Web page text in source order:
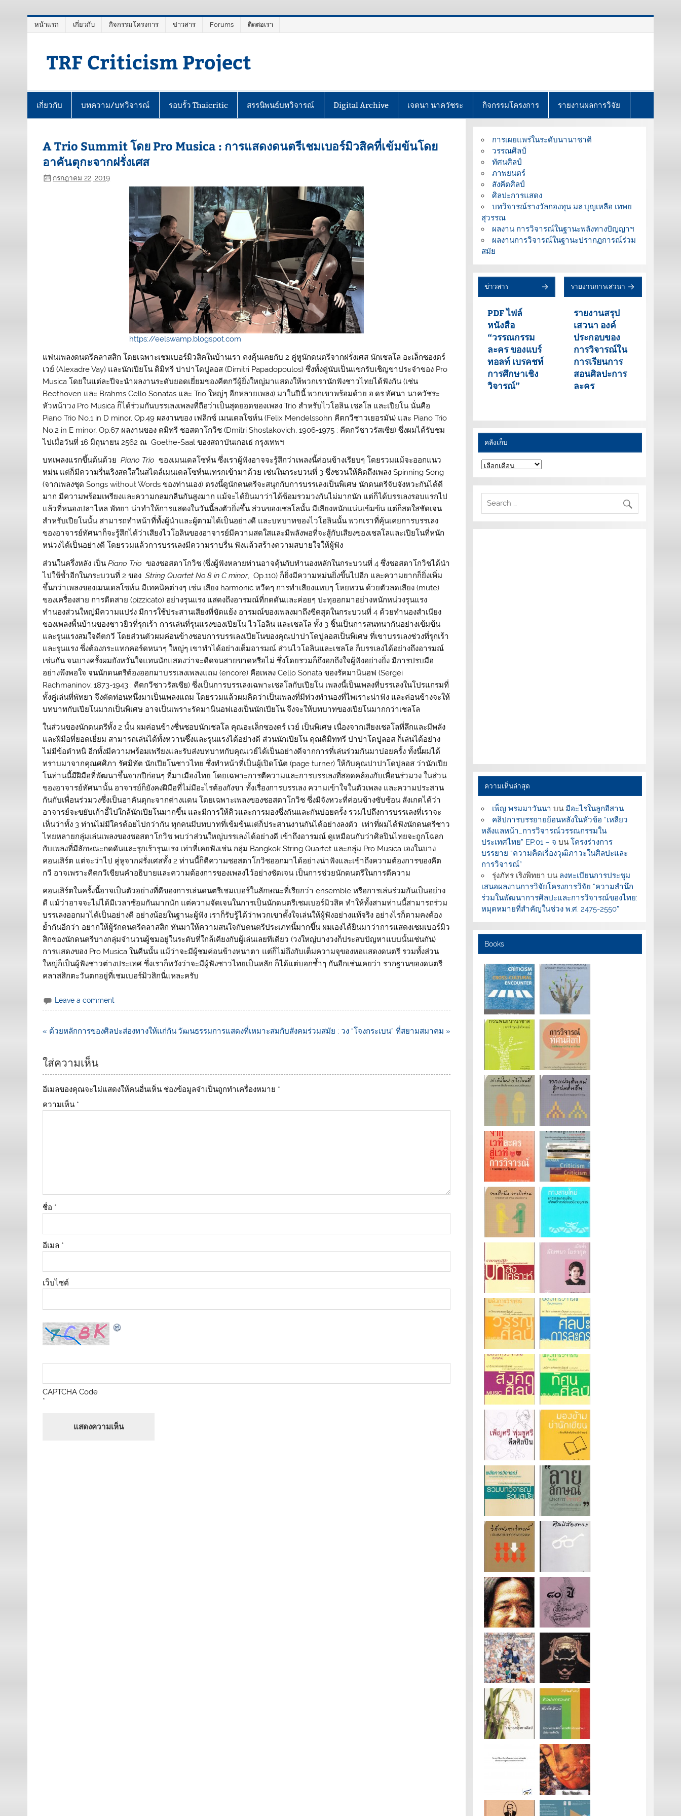
หน้าแรก เกี่ยวกับ กิจกรรมโครงการ ข่าวสาร Forums ติดต่อเรา
TRF Criticism Project
เกี่ยวกับ บทความ/บทวิจารณ์ รอบรั้ว Thaicritic สรรนิพนธ์บทวิจารณ์ Digital Archive เจตนา นาควัชระ กิจกรรมโครงการ รายงานผลการวิจัย
A Trio Summit โดย Pro Musica : การแสดงดนตรีเชมเบอร์มิวสิคที่เข้มข้นโดย
อาคันตุกะจากฝรั่งเศส
กรกฎาคม 22, 2019
https://eelswamp.blogspot.com
แฟนเพลงดนตรีคลาสสิก โดยเฉพาะเชมเบอร์มิวสิคในบ้านเรา คงคุ้นเคยกับ 2 คู่หูนักดนตรีจากฝรั่งเศส นักเชลโล อะเล็กซองดร์
เวย์ (Alexadre Vay) และนักเปียโน ดิมิทรี ปาปาโดปูลอส (Dimitri Papadopoulos) ซึ่งทั้งคู่นับเป็นแขกรับเชิญขาประจำของ Pro
Musica โดยในแต่ละปีจะนำผลงานระดับยอดเยี่ยมของคีตกวีผู้ยิ่งใหญ่มาแสดงให้พวกเรานักฟังชาวไทยได้ฟังกัน (เช่น
Beethoven และ Brahms Cello Sonatas และ Trio ใหญ่ๆ อีกหลายเพลง) มาในปีนี้ พวกเขาพร้อมด้วย อ.ดร.ทัศนา นาควัชระ
หัวหน้าวง Pro Musica ก็ได้ร่วมกันบรรเลงเพลงที่ถือว่าเป็นสุดยอดของเพลง Trio สำหรับไวโอลิน เชลโล และเปียโน นั่นคือ
Piano Trio No.1 in D minor, Op.49 ผลงานของ เฟลิกซ์ เมนเดลโซห์น (Felix Mendelssohn คีตกวีชาวเยอรมัน) และ Piano Trio
No.2 in E minor, Op.67 ผลงานของ ดมิทรี ชอสตาโกวิช (Dmitri Shostakovich, 1906-1975 : คีตกวีชาวรัสเซีย) ซึ่งผมได้รับชม
ไปเมื่อวันที่ 16 มิถุนายน 2562 ณ Goethe-Saal ของสถาบันเกอเธ่ กรุงเทพฯ
บทเพลงแรกขึ้นต้นด้วยPiano Trio ของเมนเดลโซห์น ซึ่งเราผู้ฟังอาจจะรู้สึกว่าเพลงนี้ค่อนข้างเรียบๆ โดยรวมแม้จะออกแนว
หม่น แต่ก็มีความรื่นเริงสดใสในสไตล์เมนเดลโซห์นแทรกเข้ามาด้วย เช่นในกระบวนที่ 3 ซึ่งชวนให้คิดถึงเพลง Spinning Song
(จากเพลงชุด Songs without Words ของท่านเอง) ตรงนี้ดูนักดนตรีจะสนุกกับการบรรเลงเป็นพิเศษ นักดนตรีจับจังหวะกันได้ดี
มาก มีความพร้อมเพรียงและความกลมกลืนกันสูงมาก แม้จะได้ยินมาว่าได้ซ้อมรวมวงกันไม่มากนัก แต่ก็ได้บรรเลงรอบแรกไป
แล้วที่หนองปลาไหล พัทยา น่าทำให้การแสดงในวันนี้ลงตัวยิ่งขึ้น ส่วนของเชลโลนั้น มีเสียงหนักแน่นเข้มข้น แต่ก็สดใสชัดเจน
สำหรับเปียโนนั้น สามารถทำหน้าที่ทั้งผู้นำและผู้ตามได้เป็นอย่างดี และบทบาทของไวโอลินนั้น พวกเราที่คุ้นเคยการบรรเลง
ของอาจารย์ทัศนาก็จะรู้สึกได้ว่าเสียงไวโอลินของอาจารย์มีความสดใสและมีพลังพอที่จะสู้กับเสียงของเชลโลและเปียโนที่หนัก
หน่วงได้เป็นอย่างดี โดยรวมแล้วการบรรเลงมีความราบรื่น ฟังแล้วสร้างความสบายใจให้ผู้ฟัง
ส่วนในครึ่งหลัง เป็นPiano Trio ของชอสตาโกวิช (ซึ่งผู้ฟังหลายท่านอาจคุ้นกับทำนองหลักในกระบวนที่ 4 ซึ่งชอสตาโกวิชได้นำ
ไปใช้ซ้ำอีกในกระบวนที่ 2 ของString Quartet No.8 in C minor, Op.110) ก็ยิ่งมีความหม่นยิ่งขึ้นไปอีก และความยากก็ยิ่งเพิ่ม
ขึ้นกว่าเพลงของเมนเดลโซห์น มีเทคนิคต่างๆ เช่น เสียง harmonic หวีดๆ การทำเสียงแหบๆ โหยหวน ด้วยตัวลดเสียง (mute)
ของเครื่องสาย การดีดสาย (pizzicato) อย่างรุนแรง แสดงถึงอารมณ์ที่กดดันและค่อยๆ ปะทุออกมาอย่างหนักหน่วงรุนแรง
ทำนองส่วนใหญ่มีความแปร่ง มีการใช้ประสานเสียงที่ขัดแย้ง อารมณ์ของเพลงมาถึงขีดสุดในกระบวนที่ 4 ด้วยทำนองสำเนียง
ของเพลงพื้นบ้านของชาวยิวที่รุกเร้า การเล่นที่รุนแรงของเปียโน ไวโอลิน และเชลโล ทั้ง 3 ชิ้นเป็นการสนทนากันอย่างเข้มข้น
และรุนแรงสมใจคีตกวี โดยส่วนตัวผมค่อนข้างชอบการบรรเลงเปียโนของคุณปาปาโดปูลอสเป็นพิเศษ ที่เขาบรรเลงช่วงที่รุกเร้า
และรุนแรง ซึ่งต้องกระแทกคอร์ดหนาๆ ใหญ่ๆ เขาทำได้อย่างเต็มอารมณ์ ส่วนไวโอลินและเชลโล ก็บรรเลงได้อย่างถึงอารมณ์
เช่นกัน จนบางครั้งผมยังหวั่นใจแทนนักแสดงว่าจะดีดจนสายขาดหรือไม่ ซึ่งโดยรวมก็ถึงอกถึงใจผู้ฟังอย่างยิ่ง มีการปรบมือ
อย่างพึงพอใจ จนนักดนตรีต้องออกมาบรรเลงเพลงแถม (encore) คือเพลง Cello Sonata ของรัคมานินอฟ (Sergei
Rachmaninov, 1873-1943 : คีตกวีชาวรัสเซีย) ซึ่งเป็นการบรรเลงเฉพาะเชลโลกับเปียโน เพลงนี้เป็นเพลงที่บรรเลงในโปรแกรมที่
ทั้งคู่เล่นที่พัทยา จึงตัดท่อนหนึ่งมาเป็นเพลงแถม โดยรวมแล้วผมคิดว่าเป็นเพลงที่มีท่วงทำนองที่ไพเราะน่าฟัง และค่อนข้างจะให้
บทบาทกับเปียโนมากเป็นพิเศษ อาจเป็นเพราะรัคมานินอฟเองเป็นนักเปียโน จึงจะให้บทบาทของเปียโนมากกว่าเชลโล
ในส่วนของนักดนตรีทั้ง 2 นั้น ผมค่อนข้างชื่นชอบนักเชลโล คุณอะเล็กซองดร์ เวย์ เป็นพิเศษ เนื่องจากเสียงเชลโลที่ลึกและมีพลัง
และฝีมือที่ยอดเยี่ยม สามารถเล่นได้ทั้งหวานซึ้งและรุนแรงได้อย่างดี ส่วนนักเปียโน คุณดิมิททรี ปาปาโดปูลอส ก็เล่นได้อย่าง
ไม่มีข้อตำหนิ อีกทั้งมีความพร้อมเพรียงและรับส่งบทบาทกับคุณเวย์ได้เป็นอย่างดีจากการที่เล่นร่วมกันมาบ่อยครั้ง ทั้งนี้ผมได้
ทราบมาจากคุณศศิภา รัศมิทัต นักเปียโนชาวไทย ซึ่งทำหน้าที่เป็นผู้เปิดโน้ต (page turner) ให้กับคุณปาปาโดปูลอส ว่านักเปีย
โนท่านนี้มีฝีมือที่พัฒนาขึ้นจากปีก่อนๆ ที่มาเมืองไทย โดยเฉพาะการตีความและการบรรเลงที่สอดคล้องกับเพื่อนร่วมวง ในส่วน
ของอาจารย์ทัศนานั้น อาจารย์ก็ยังคงฝีมือที่ไม่มีอะไรต้องกังขา ทั้งเรื่องการบรรเลง ความเข้าใจในตัวเพลง และความประสาน
กันกับเพื่อนร่วมวงซึ่งเป็นอาคันตุกะจากต่างแดน โดยเฉพาะเพลงของชอสตาโกวิช ซึ่งมีจังหวะที่ค่อนข้างซับซ้อน สังเกตได้ว่า
อาจารย์จะขยับเก้าอี้ไปใกล้นักเปียโนมากขึ้น และมีการให้คิวและการมองซึ่งกันและกันบ่อยครั้ง รวมไปถึงการบรรเลงที่เราจะ
เห็นว่าทั้ง 3 ท่านไม่มีใครด้อยไปกว่ากัน ทุกคนมีบทบาทที่เข้มข้นแต่ก็ประสานงานกันได้อย่างลงตัว เท่าที่ผมได้ฟังนักดนตรีชาว
ไทยหลายกลุ่มเล่นเพลงของชอสตาโกวิช พบว่าส่วนใหญ่บรรเลงได้อย่างดี เข้าถึงอารมณ์ ดูเหมือนกับว่าศิลปินไทยจะถูกโฉลก
กับเพลงที่มีลักษณะกดดันและรุกเร้ารุนแรง เท่าที่เคยฟังเช่น กลุ่ม Bangkok String Quartet และกลุ่ม Pro Musica เองในบาง
คอนเสิร์ต แต่จะว่าไป คู่หูจากฝรั่งเศสทั้ง 2 ท่านนี้ก็ตีความชอสตาโกวิชออกมาได้อย่างน่าฟังและเข้าถึงความต้องการของคีต
กวี อาจเพราะคีตกวีเขียนคำอธิบายและความต้องการของเพลงไว้อย่างชัดเจน เป็นการช่วยนักดนตรีในการตีความ
คอนเสิร์ตในครั้งนี้อาจเป็นตัวอย่างที่ดีของการเล่นดนตรีเชมเบอร์ในลักษณะที่เรียกว่า ensemble หรือการเล่นร่วมกันเป็นอย่าง
ดี แม้ว่าอาจจะไม่ได้มีเวลาซ้อมกันมากนัก แต่ความจัดเจนในการเป็นนักดนตรีเชมเบอร์มิวสิค ทำให้ทั้งสามท่านนี้สามารถร่วม
บรรเลงออกมาได้เป็นอย่างดี อย่างน้อยในฐานะผู้ฟัง เราก็รับรู้ได้ว่าพวกเขาตั้งใจเล่นให้ผู้ฟังอย่างแท้จริง อย่างไรก็ตามคงต้อง
ย้ำกันอีกว่า อยากให้ผู้รักดนตรีคลาสสิก หันมาให้ความสนใจกับดนตรีประเภทนี้มากขึ้น ผมเองได้ยินมาว่าการแสดงเชมเบอร์มิว
สิกของนักดนตรีบางกลุ่มจำนวนผู้ชมอยู่ในระดับที่ใกล้เคียงกับผู้เล่นเลยทีเดียว (วงใหญ่บางวงก็ประสบปัญหาแบบนั้นเช่นกัน)
การแสดงของ Pro Musica ในคืนนั้น แม้ว่าจะมีผู้ชมค่อนข้างหนาตา แต่ก็ไม่ถึงกับเต็มความจุของหอแสดงดนตรี รวมทั้งส่วน
ใหญ่ก็เป็นผู้ฟังชาวต่างประเทศ ซึ่งเราก็หวังว่าจะมีผู้ฟังชาวไทยเป็นหลัก ก็ได้แต่บอกซ้ำๆ กันอีกเช่นเคยว่า รากฐานของดนตรี
คลาสสิกตะวันตกอยู่ที่เชมเบอร์มิวสิกนี่แหละครับ
Leave a comment
แนะแนว
« ด้วยหลักการของศิลปะส่องทางให้เเก่กัน วัฒนธรรมการแสดงที่เหมาะสมกับสังคมร่วมสมัย : วง “โจงกระเบน” ที่สยามสมาคม »
ใส่ความเห็น
อีเมลของคุณจะไม่แสดงให้คนอื่นเห็น ช่องข้อมูลจำเป็นถูกทำเครื่องหมาย *
ความเห็น *
ชื่อ *
อีเมล *
เว็บไซต์
CAPTCHA Code
*
การเผยแพร่ในระดับนานาชาติ
วรรณศิลป์
ทัศนศิลป์
ภาพยนตร์
สังคีตศิลป์
ศิลปะการแสดง
บทวิจารณ์รางวัลกองทุน มล.บุญเหลือ เทพย
สุวรรณ
ผลงาน การวิจารณ์ในฐานะพลังทางปัญญาฯ
ผลงานการวิจารณ์ในฐานะปรากฏการณ์ร่วม
สมัย
ข่าวสาร
PDF ไฟล์
หนังสือ
“วรรณกรรม
ละคร ของแบร์
ทอลท์ เบรคชท์
การศึกษาเชิง
วิจารณ์”
รายงานการเสวนา
รายงานสรุป
เสวนา องค์
ประกอบของ
การวิจารณ์ใน
การเรียนการ
สอนศิลปะการ
ละคร
คลังเก็บ
คลัง
เก็บ
ความเห็นล่าสุด
เพ็ญ พรมมาวันนา บน มีอะไรในลูกอีสาน
คลิปการบรรยายย้อนหลังในหัวข้อ “เหลียว
หลังแลหน้า…การวิจารณ์วรรณกรรมใน
ประเทศไทย” EP.01 – จ บน โครงร่างการ
บรรยาย “ความคิดเรื่องวุฒิภาวะในศิลปะและ
การวิจารณ์”
รุ่งภัทร เริงพิทยา บน ลงทะเบียนการประชุม
เสนอผลงานการวิจัยโครงการวิจัย “ความสำนึก
ร่วมในพัฒนาการศิลปะและการวิจารณ์ของไทย:
หมุดหมายที่สำคัญในช่วง พ.ศ. 2475-2550”
Books